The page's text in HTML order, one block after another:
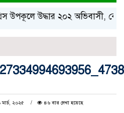
উপকূলে উদ্ধার ২০২ অভিবাসী,
২০২৫ ৪৬ বার দেখা হয়েছে